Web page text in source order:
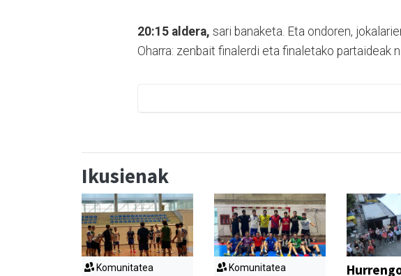
20:15 aldera, sari banaketa. Eta ondoren,
Oharra: zenbait finalerdi eta finaletako partaideak
Ikusienak
Komunitatea Komunitatea